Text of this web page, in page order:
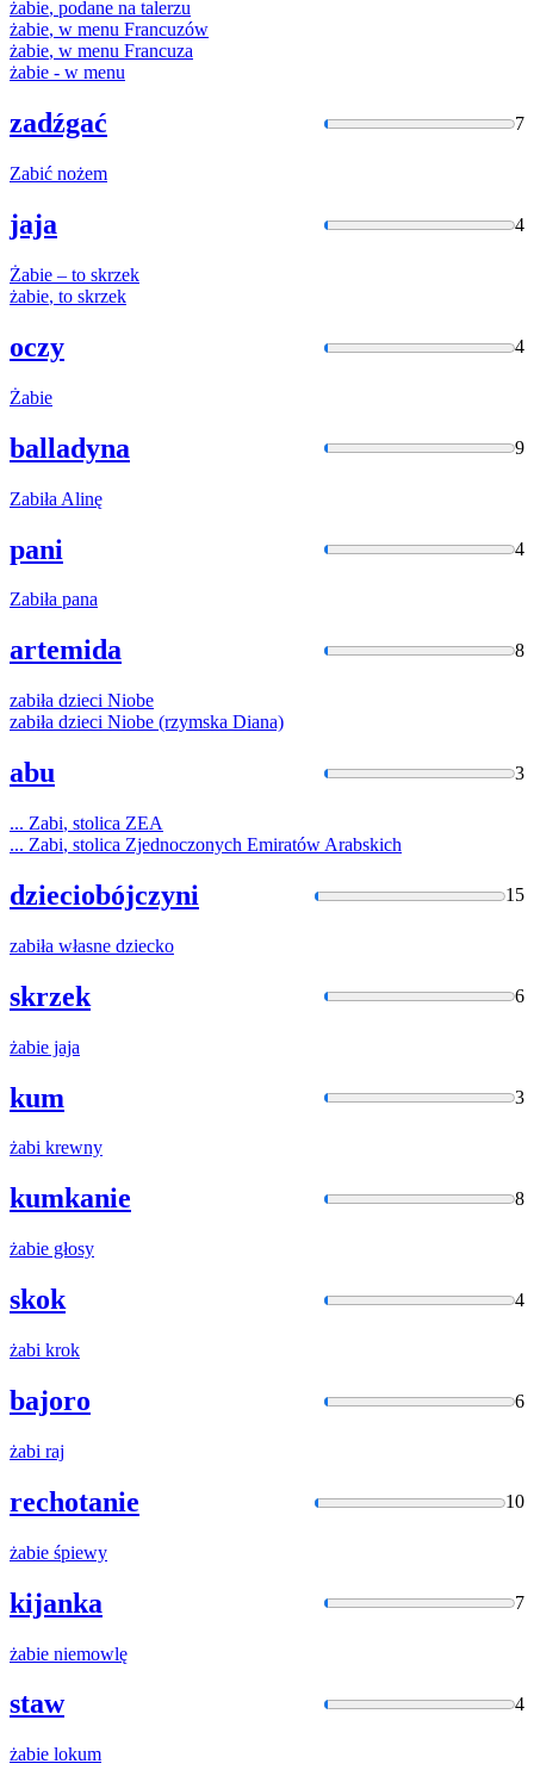
żabie, podane na talerzu
żabie, w menu Francuzów
żabie, w menu Francuza
żabie - w menu
zadźgać 7
Zabić nożem
jaja 4
Żabie – to skrzek
żabie, to skrzek
oczy 4
Żabie
balladyna 9
Zabiła Alinę
pani 4
Zabiła pana
artemida 8
zabiła dzieci Niobe
zabiła dzieci Niobe (rzymska Diana)
abu 3
... Zabi, stolica ZEA
... Zabi, stolica Zjednoczonych Emiratów Arabskich
dzieciobójczyni 15
zabiła własne dziecko
skrzek 6
żabie jaja
kum 3
żabi krewny
kumkanie 8
żabie głosy
skok 4
żabi krok
bajoro 6
żabi raj
rechotanie 10
żabie śpiewy
kijanka 7
żabie niemowlę
staw 4
żabie lokum